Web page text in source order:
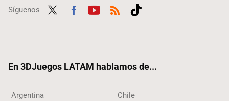
Síguenos
En 3DJuegos LATAM hablamos de...
Argentina Chile